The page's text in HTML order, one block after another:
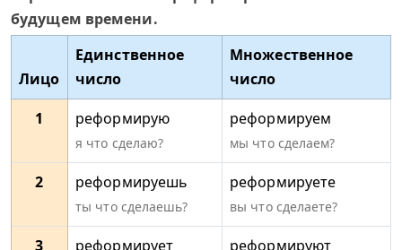
будущем времени.
Лицо
Единственное
число
Множественное
число
1
реформирую
я что сделаю?
реформируем
мы что сделаем?
2 реформируешь
ты что сделаешь?
реформируете
вы что сделаете?
3 реформирует реформируют